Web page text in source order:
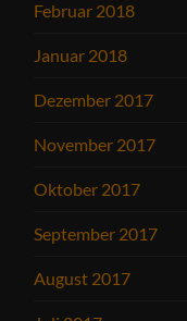
Februar 2018
Januar 2018
Dezember 2017
November 2017
Oktober 2017
September 2017
August 2017